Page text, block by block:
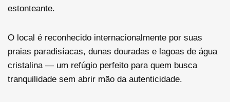
estonteante.
O local é reconhecido internacionalmente por suas
praias paradisíacas, dunas douradas e lagoas de água
cristalina — um refúgio perfeito para quem busca
tranquilidade sem abrir mão da autenticidade.